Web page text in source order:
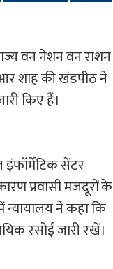
वन नेशन वन राशन
शाह की खंडपीठ ने
किए हैं।
सेंटर
प्रवासी मजदूरों के
न्यायालय ने कहा कि
रसोई जारी रखें।